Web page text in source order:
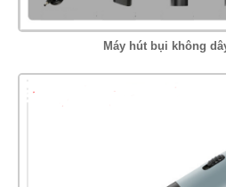
Máy hút bụi không